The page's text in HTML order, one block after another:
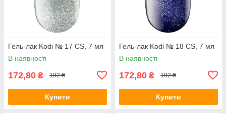
Гель-лак Kodi № 17 СS, 7 мл
В наявності
172,80 ₴ 192 ₴
Купити
Гель-лак Kodi № 18 CS, 7 мл
В наявності
172,80 ₴ 192 ₴
Купити